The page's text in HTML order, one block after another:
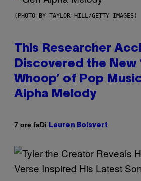
(PHOTO BY TAYLOR HILL/GETTY IMAGES)
This Researcher
Discovered the New
Whoop’ of Pop
Alpha Melody
7 ore faDi Lauren Boisvert